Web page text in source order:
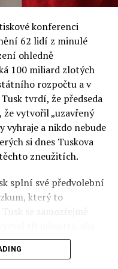
budou na
Fórum AI bude
trať skládající se z
speciálních akcí.
vlivu umělé
sektoru veřejných a
problémy a
tváří v tvář zásadním
fóra také zváží, do
oblastech života
ve
a nutnosti zajistit
konferenci
62 lidí z minulé
ohledně
100 miliard zlotých
rozpočtu a v
tvrdí, že předseda
že vytvořil „uzavřený
vyhraje a nikdo nebude
si dnes Tuskova
zneužitích.
splní své předvolební
který to
se samozřejmě
o stíhání členů PiS, a
Andrzej Domański